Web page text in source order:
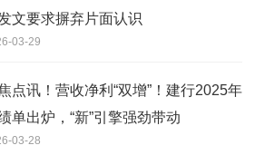
文要求摒弃片面认识
03-29
点讯！营收净利“双增”！建行2025年
单出炉，“新”引擎强劲带动
03-28